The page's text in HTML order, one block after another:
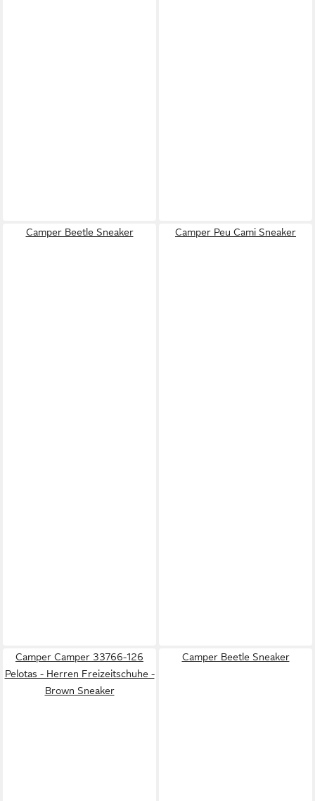
Camper Beetle Sneaker Camper Peu Cami Sneaker
Camper Camper 33766-126
Pelotas - Herren Freizeitschuhe -
Brown Sneaker
Camper Beetle Sneaker